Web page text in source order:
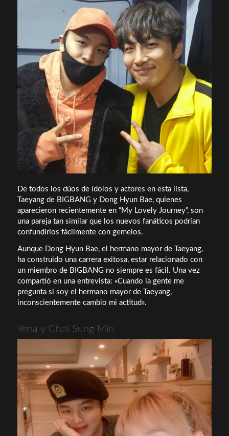
De todos los dúos de ídolos y actores en esta lista,
Taeyang de BIGBANG y Dong Hyun Bae, quienes
aparecieron recientemente en “My Lovely Journey”, son
una pareja tan similar que los nuevos fanáticos podrían
confundirlos fácilmente con gemelos.
Aunque Dong Hyun Bae, el hermano mayor de Taeyang,
ha construido una carrera exitosa, estar relacionado con
un miembro de BIGBANG no siempre es fácil. Una vez
compartió en una entrevista: «Cuando la gente me
pregunta si soy el hermano mayor de Taeyang,
inconscientemente cambio mi actitud».
Yena y Choi Sung Min